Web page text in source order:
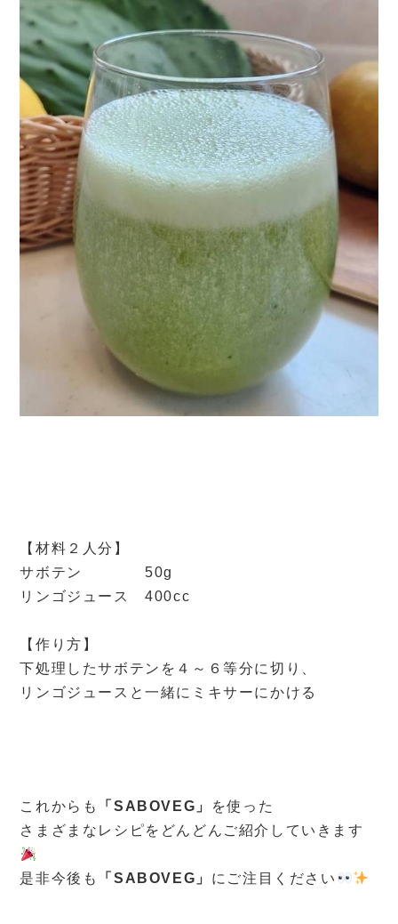
【材料２人分】
サボテン 50g
リンゴジュース 400cc
【作り方】
下処理したサボテンを４～６等分に切り、
リンゴジュースと一緒にミキサーにかける
これからも 「SABOVEG」
を使った
さまざまなレシピをどんどんご紹介していきます
是非今後も 「SABOVEG」 にご注目ください